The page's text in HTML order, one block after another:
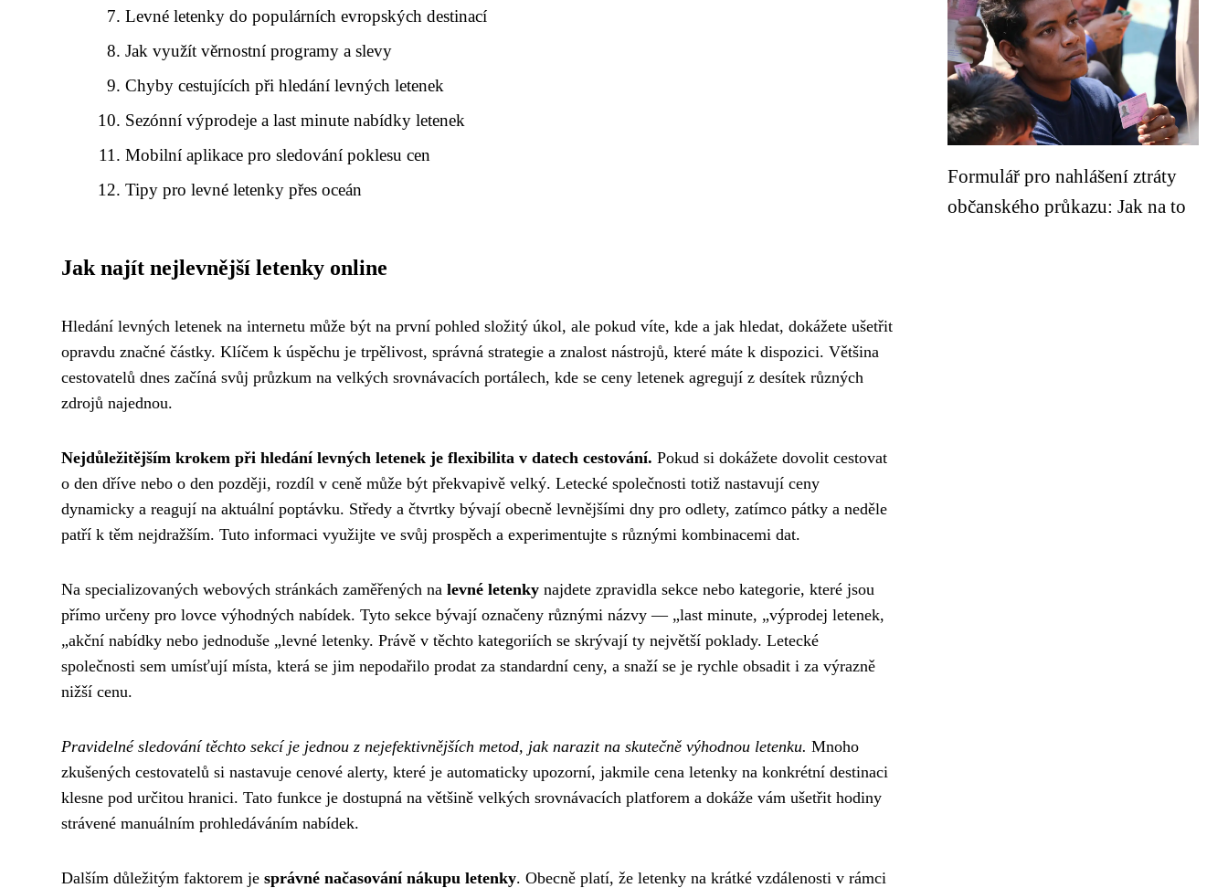
Levné letenky do populárních evropských destinací
Jak využít věrnostní programy a slevy
Chyby cestujících při hledání levných letenek
Sezónní výprodeje a last minute nabídky letenek
Mobilní aplikace pro sledování poklesu cen
Tipy pro levné letenky přes oceán
Jak najít nejlevnější letenky online
Hledání levných letenek na internetu může být na první pohled složitý úkol, ale pokud víte, kde a jak hledat, dokážete ušetřit
opravdu značné částky. Klíčem k úspěchu je trpělivost, správná strategie a znalost nástrojů, které máte k dispozici. Většina
cestovatelů dnes začíná svůj průzkum na velkých srovnávacích portálech, kde se ceny letenek agregují z desítek různých
zdrojů najednou.
Nejdůležitějším krokem při hledání levných letenek je flexibilita v datech cestování. Pokud si dokážete dovolit cestovat
o den dříve nebo o den později, rozdíl v ceně může být překvapivě velký. Letecké společnosti totiž nastavují ceny
dynamicky a reagují na aktuální poptávku. Středy a čtvrtky bývají obecně levnějšími dny pro odlety, zatímco pátky a neděle
patří k těm nejdražším. Tuto informaci využijte ve svůj prospěch a experimentujte s různými kombinacemi dat.
Na specializovaných webových stránkách zaměřených na levné letenky najdete zpravidla sekce nebo kategorie, které jsou
přímo určeny pro lovce výhodných nabídek. Tyto sekce bývají označeny různými názvy — „last minute, „výprodej letenek,
„akční nabídky nebo jednoduše „levné letenky. Právě v těchto kategoriích se skrývají ty největší poklady. Letecké
společnosti sem umísťují místa, která se jim nepodařilo prodat za standardní ceny, a snaží se je rychle obsadit i za výrazně
nižší cenu.
Pravidelné sledování těchto sekcí je jednou z nejefektivnějších metod, jak narazit na skutečně výhodnou letenku. Mnoho
zkušených cestovatelů si nastavuje cenové alerty, které je automaticky upozorní, jakmile cena letenky na konkrétní destinaci
klesne pod určitou hranici. Tato funkce je dostupná na většině velkých srovnávacích platforem a dokáže vám ušetřit hodiny
strávené manuálním prohledáváním nabídek.
Dalším důležitým faktorem je správné načasování nákupu letenky. Obecně platí, že letenky na krátké vzdálenosti v rámci
Formulář pro nahlášení ztráty
občanského průkazu: Jak na to